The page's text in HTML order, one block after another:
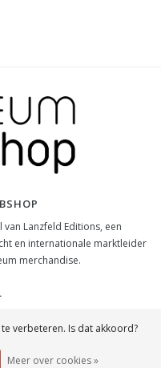
Lanzfeld Editions, een
en internationale marktleider
merchandise.
verbeteren. Is dat akkoord?
Meer over cookies »